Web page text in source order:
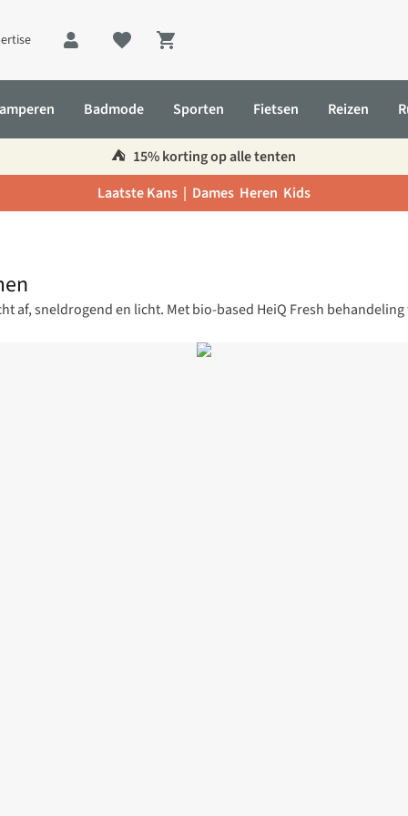
Shopping cart
Badmode Sporten Fietsen Reizen
⛺️ 15% korting op alle tenten
Laatste Kans | Dames Heren Kids
af, sneldrogend en licht. Met bio-based HeiQ Fresh